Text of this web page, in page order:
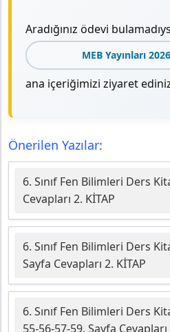
Aradığınız ödevi
MEB Yayınları 2026
ana içeriğimizi ziyaret
Önerilen Yazılar:
6. Sınıf Fen Bilimleri Ders
Cevapları 2. KİTAP
6. Sınıf Fen Bilimleri Ders
Sayfa Cevapları 2. KİTAP
6. Sınıf Fen Bilimleri Ders
55-56-57-59. Sayfa Cevapları